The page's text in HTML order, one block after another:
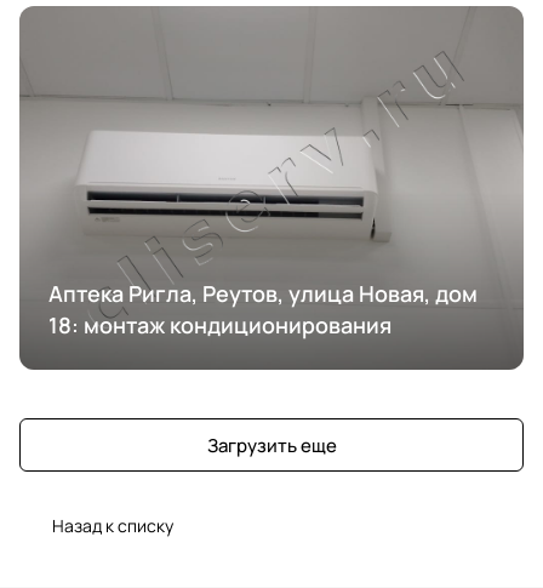
Аптека Ригла, Реутов, улица Новая, дом
18: монтаж кондиционирования
Загрузить еще
Назад к списку